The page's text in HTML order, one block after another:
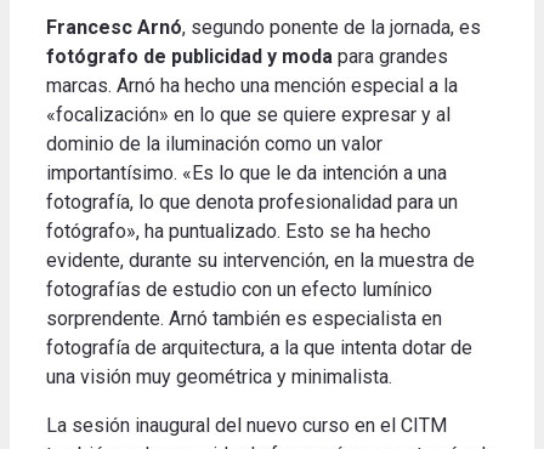
Francesc Arnó, segundo ponente de la jornada, es
fotógrafo de publicidad y moda para grandes
marcas. Arnó ha hecho una mención especial a la
«focalización» en lo que se quiere expresar y al
dominio de la iluminación como un valor
importantísimo. «Es lo que le da intención a una
fotografía, lo que denota profesionalidad para un
fotógrafo», ha puntualizado. Esto se ha hecho
evidente, durante su intervención, en la muestra de
fotografías de estudio con un efecto lumínico
sorprendente. Arnó también es especialista en
fotografía de arquitectura, a la que intenta dotar de
una visión muy geométrica y minimalista.
La sesión inaugural del nuevo curso en el CITM